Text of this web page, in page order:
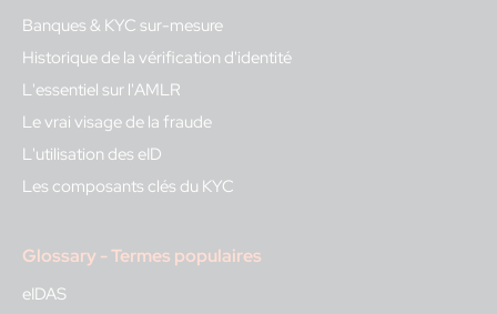
Banques & KYC sur-mesure
Historique de la vérification d'identité
L'essentiel sur l'AMLR
Le vrai visage de la fraude
L'utilisation des eID
Les composants clés du KYC
Glossary - Termes populaires
eIDAS